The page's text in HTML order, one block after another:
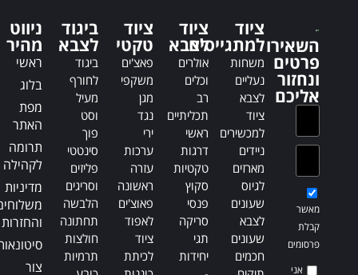
t
i
v
i
השאירו
פרטים
ונחזור
אליכם
מאשר
קבלת
פרסומים
אני
ציוד
למתגייסים
משחות
נעליים
לצבא
ציוד
למכשירים
ניידים
מארזים
לגיוס
שעונים
לצבא
שעונים
חכמים
ציוד
לצבא
אולרים
וכלים
רב
תכליתיים
ראשי
דרגות
טקטיות
סקוץ
פנסי
סריקה
תגי
יחידות
ציוד
טקטי
פאצ'ים
משקפי
מגן
נגד
ירי
ערכות
עזרה
ראשונה
פאוצ'ים
לאפוד
ציוד
לכיתת
ביגוד
לצבא
ביגוד
לחורף
מעיל
וסט
פוך
סינטטי
פליזים
וסריגים
הלבשה
תחתונה
חולצות
תרמיות
ניווט
מהיר
ראשי
בלוג
מפת
האתר
תרומה
לקהילה
מדיניות
והחזרות
צור